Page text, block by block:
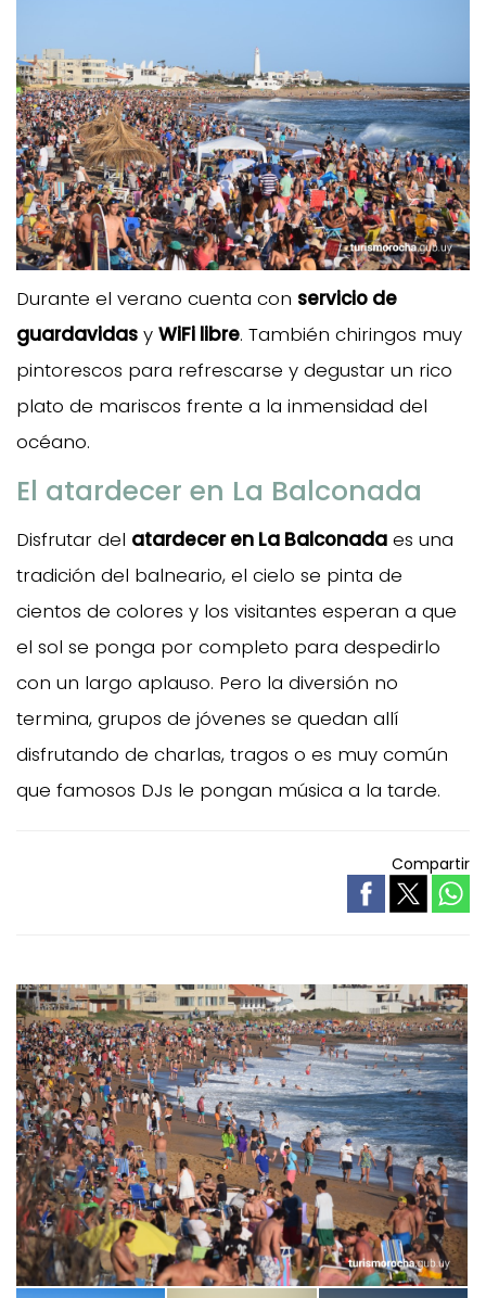
Durante el verano cuenta con servicio de
guardavidas y WiFi libre. También chiringos muy
pintorescos para refrescarse y degustar un rico
plato de mariscos frente a la inmensidad del
océano.
El atardecer en La Balconada
Disfrutar del atardecer en La Balconada es una
tradición del balneario, el cielo se pinta de
cientos de colores y los visitantes esperan a que
el sol se ponga por completo para despedirlo
con un largo aplauso. Pero la diversión no
termina, grupos de jóvenes se quedan allí
disfrutando de charlas, tragos o es muy común
que famosos DJs le pongan música a la tarde.
Compartir